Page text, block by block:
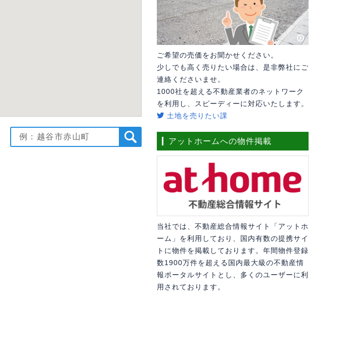
ご希望の売価をお聞かせください。
少しでも高く売りたい場合は、是非弊社にご
連絡くださいませ。
1000社を超える不動産業者のネットワーク
を利用し、スピーディーに対応いたします。
土地を売りたい課
アットホームへの物件掲載
当社では、不動産総合情報サイト「アットホ
ーム」を利用しており、国内有数の提携サイ
トに物件を掲載しております。年間物件登録
数1900万件を超える国内最大級の不動産情
報ポータルサイトとし、多くのユーザーに利
用されております。